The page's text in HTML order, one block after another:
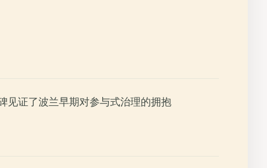
见证了波兰早期对参与式治理的拥抱